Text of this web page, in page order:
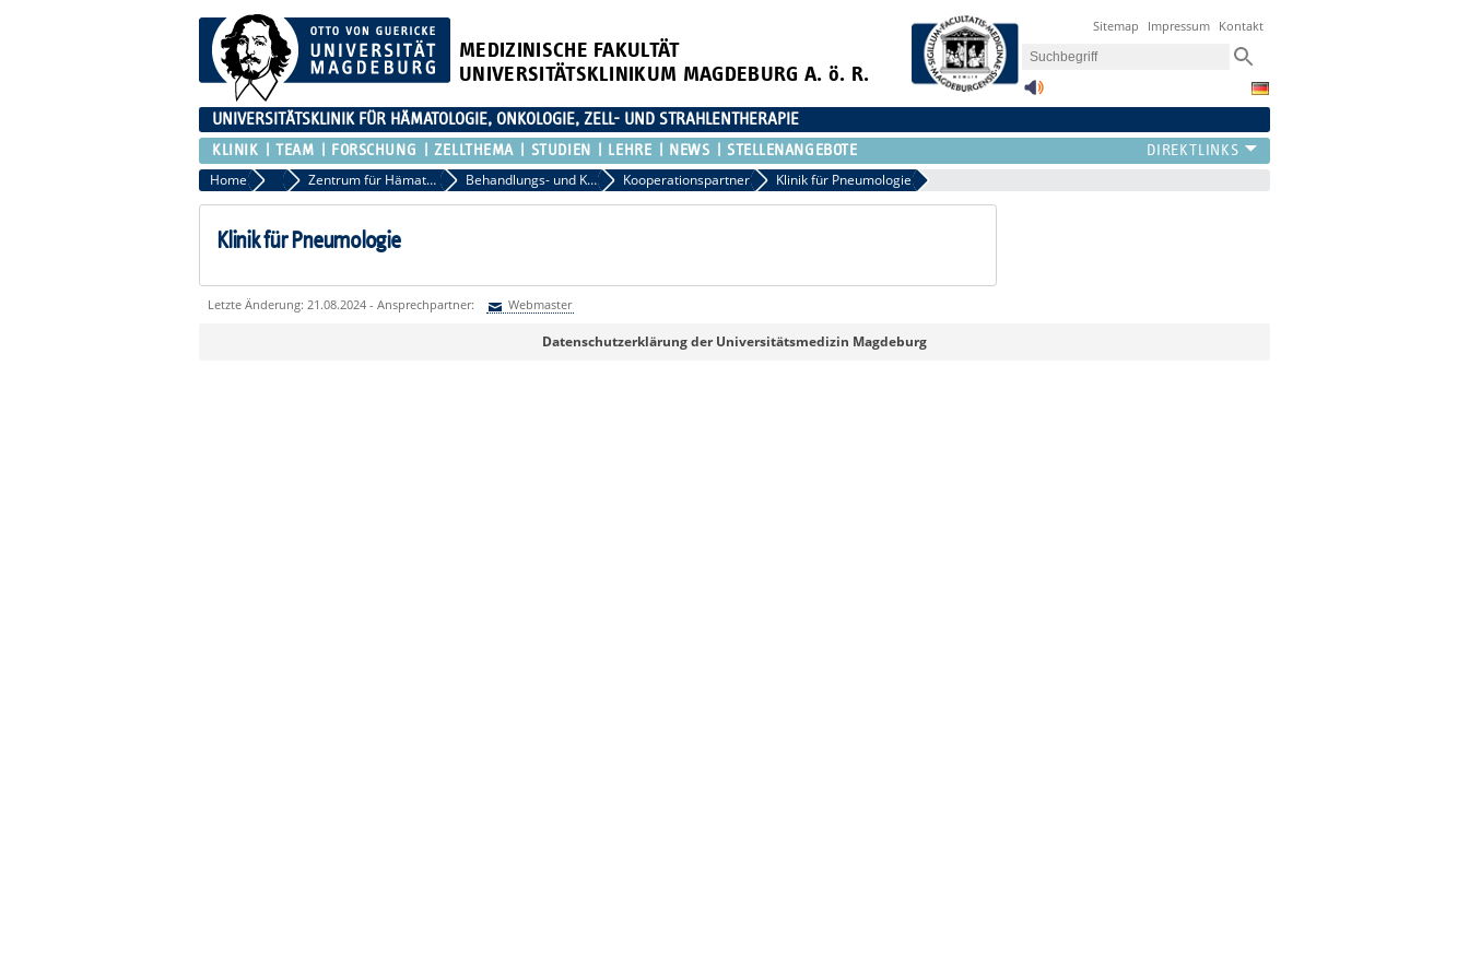
MEDIZINISCHE FAKULTÄT
UNIVERSITÄTSKLINIKUM MAGDEBURG A. ö. R.
Sitemap Impressum Kontakt
UNIVERSITÄTSKLINIK FÜR HÄMATOLOGIE, ONKOLOGIE, ZELL- UND STRAHLENTHERAPIE
KLINIK TEAM FORSCHUNG ZELLTHEMA STUDIEN LEHRE NEWS STELLENANGEBOTE
Home Klinik Zentrum für Hämatologische Neoplasien Behandlungs- und Kooperationspartner Kooperationspartner Klinik für Pneumologie
Klinik für Pneumologie
Letzte Änderung: 21.08.2024 - Ansprechpartner: Webmaster
WebmasterDatenschutzerklärung der Universitätsmedizin Magdeburg